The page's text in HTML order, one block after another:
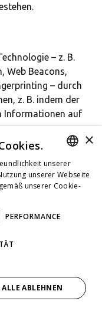
– z. B.
Web Beacons,
– durch
z. B. indem der
Informationen auf
ausschließlich
Dokument nicht
GERMAN
FRENCH
×
unserer
unserer Webseite
unserer Cookie-
PERFORMANCE
ALLE ABLEHNEN